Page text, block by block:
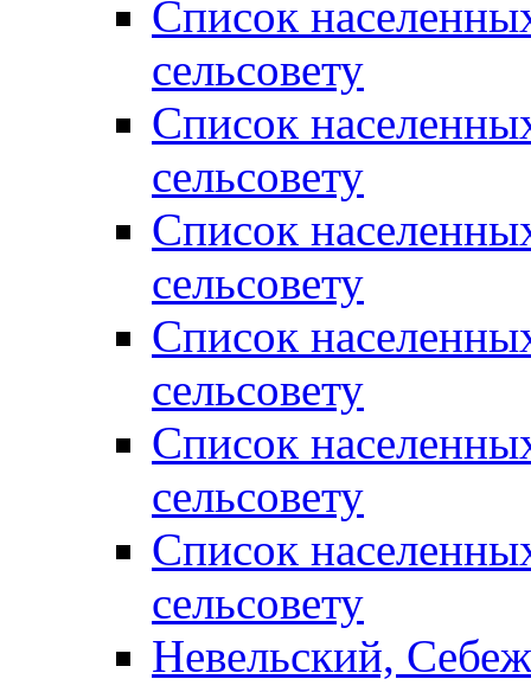
Список
сельсовету
Список
сельсовету
Список
сельсовету
Список
сельсовету
Список
сельсовету
Список
сельсовету
Невельский,